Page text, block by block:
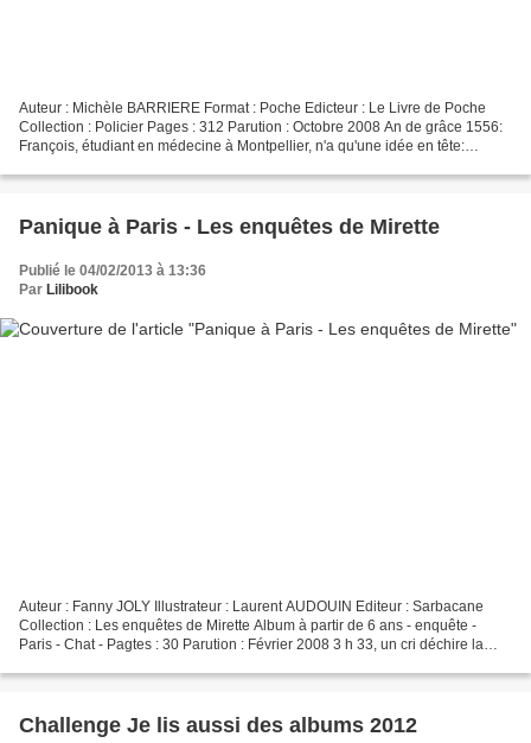
Auteur : Michèle BARRIERE Format : Poche Edicteur : Le Livre de Poche
Collection : Policier Pages : 312 Parution : Octobre 2008 An de grâce 1556:
François, étudiant en médecine à Montpellier, n'a qu'une idée en tête:
Panique à Paris - Les enquêtes de Mirette
Publié le 04/02/2013 à 13:36
Par Lilibook
Auteur : Fanny JOLY Illustrateur : Laurent AUDOUIN Editeur : Sarbacane
Collection : Les enquêtes de Mirette Album à partir de 6 ans - enquête -
Paris - Chat - Pagtes : 30 Parution : Février 2008 3 h 33, un cri déchire la
Challenge Je lis aussi des albums 2012